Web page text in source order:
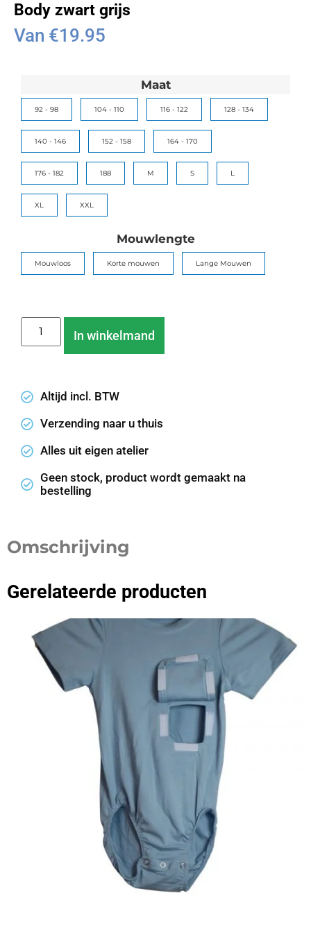
Body zwart grijs
Van €19.95
Maat
92 - 98 104 - 110 116 - 122 128 - 134
140 - 146 152 - 158 164 - 170
176 - 182 188 M S L
XL XXL
Mouwlengte
Mouwloos Korte mouwen Lange Mouwen
In winkelmand
Altijd incl. BTW
Verzending naar u thuis
Alles uit eigen atelier
Geen stock, product wordt gemaakt na
bestelling
Omschrijving
Gerelateerde producten